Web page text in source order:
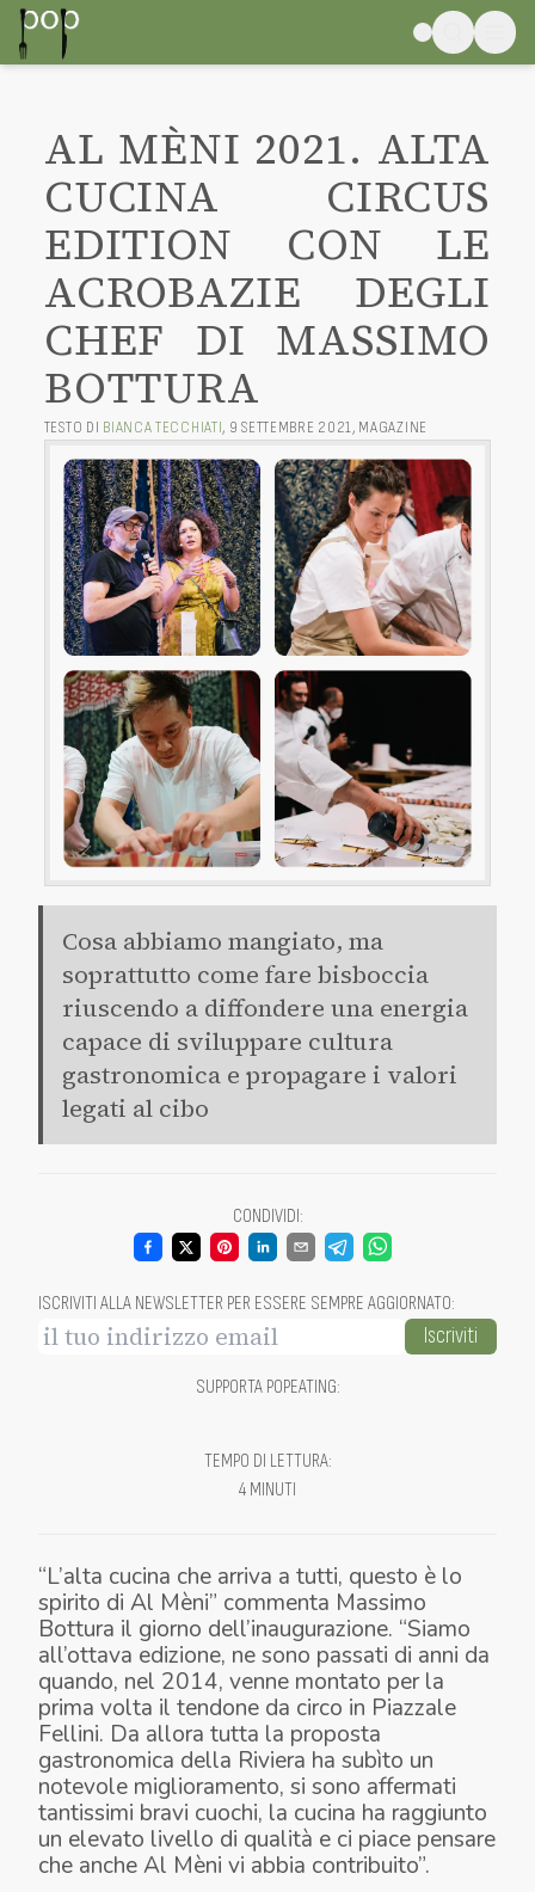
AL MÈNI 2021. ALTA
CUCINA CIRCUS
EDITION CON LE
ACROBAZIE DEGLI
CHEF DI MASSIMO
BOTTURA
TESTO DI BIANCA TECCHIATI, 9 SETTEMBRE 2021, MAGAZINE
Cosa abbiamo mangiato, ma
soprattutto come fare bisboccia
riuscendo a diffondere una energia
capace di sviluppare cultura
gastronomica e propagare i valori
legati al cibo
CONDIVIDI:
ISCRIVITI ALLA NEWSLETTER PER ESSERE SEMPRE AGGIORNATO:
Iscriviti
SUPPORTA POPEATING:
TEMPO DI LETTURA:
4 MINUTI
“L’alta cucina che arriva a tutti, questo è lo
spirito di Al Mèni” commenta Massimo
Bottura il giorno dell’inaugurazione. “Siamo
all’ottava edizione, ne sono passati di anni da
quando, nel 2014, venne montato per la
prima volta il tendone da circo in Piazzale
Fellini. Da allora tutta la proposta
gastronomica della Riviera ha subìto un
notevole miglioramento, si sono affermati
tantissimi bravi cuochi, la cucina ha raggiunto
un elevato livello di qualità e ci piace pensare
che anche Al Mèni vi abbia contribuito”.